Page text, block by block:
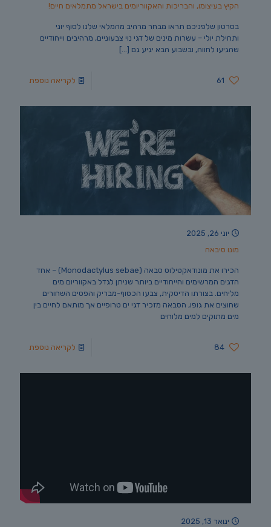
הקיץ בעיצומו, והבריכות והאקווריומים בישראל מתמלאים חיים!
בסרטון שלפניכם תראו מבחר מרהיב מהמלאי שלנו לסוף יוני
ותחילת יולי – עשרות מינים של דגי נוי צבעוניים, מרהיבים וייחודיים
שהגיעו לחווה, ובשבוע הבא יגיע גם […]
61 לקריאה נוספת
יוני 26, 2025
מונו סיבאה
הכירו את מונודאקטילוס סבאה (Monodactylus sebae) – אחד
הדגים המרשימים והייחודיים ביותר שניתן לגדל באקווריום מים
מליחים. בצורתו הדיסקית, צבעו הכסוף-מבריק והפסים השחורים
שחוצים את גופו, הסבאה מזכיר דגי ים טרופיים אך מותאם לחיים בין
מים מתוקים למים מלוחים
84 לקריאה נוספת
ינואר 13, 2025